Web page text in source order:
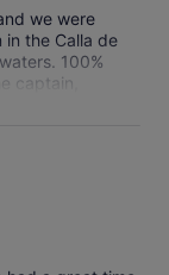
we were
in the Calla de
100%
captain,
environment
to do if you